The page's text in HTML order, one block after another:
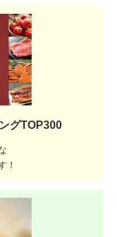
グTOP300
！